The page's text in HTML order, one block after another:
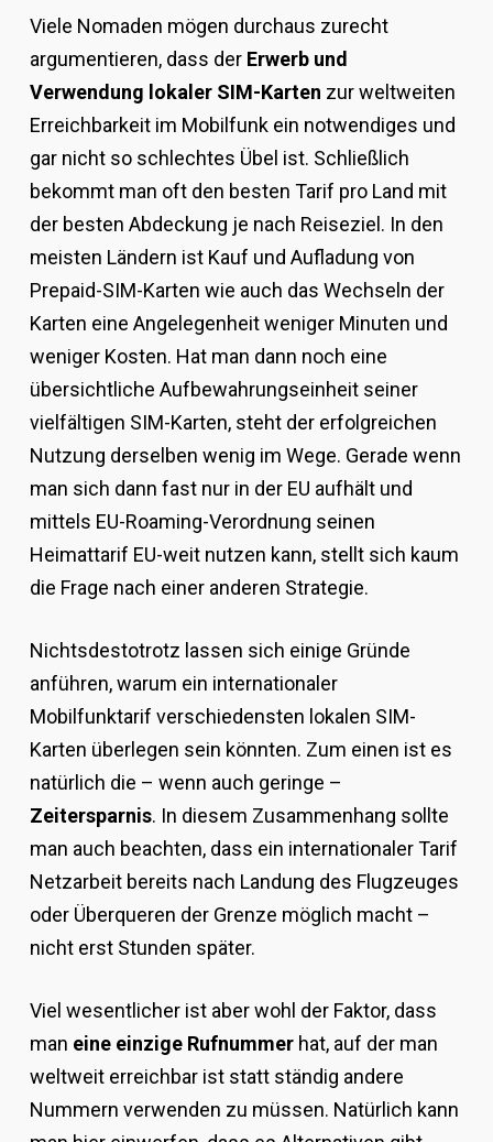
Viele Nomaden mögen durchaus zurecht
argumentieren, dass der Erwerb und
Verwendung lokaler SIM-Karten zur weltweiten
Erreichbarkeit im Mobilfunk ein notwendiges und
gar nicht so schlechtes Übel ist. Schließlich
bekommt man oft den besten Tarif pro Land mit
der besten Abdeckung je nach Reiseziel. In den
meisten Ländern ist Kauf und Aufladung von
Prepaid-SIM-Karten wie auch das Wechseln der
Karten eine Angelegenheit weniger Minuten und
weniger Kosten. Hat man dann noch eine
übersichtliche Aufbewahrungseinheit seiner
vielfältigen SIM-Karten, steht der erfolgreichen
Nutzung derselben wenig im Wege. Gerade wenn
man sich dann fast nur in der EU aufhält und
mittels EU-Roaming-Verordnung seinen
Heimattarif EU-weit nutzen kann, stellt sich kaum
die Frage nach einer anderen Strategie.
Nichtsdestotrotz lassen sich einige Gründe
anführen, warum ein internationaler
Mobilfunktarif verschiedensten lokalen SIM-
Karten überlegen sein könnten. Zum einen ist es
natürlich die – wenn auch geringe –
Zeitersparnis. In diesem Zusammenhang sollte
man auch beachten, dass ein internationaler Tarif
Netzarbeit bereits nach Landung des Flugzeuges
oder Überqueren der Grenze möglich macht –
nicht erst Stunden später.
Viel wesentlicher ist aber wohl der Faktor, dass
man eine einzige Rufnummerhat, auf der man
weltweit erreichbar ist statt ständig andere
Nummern verwenden zu müssen. Natürlich kann